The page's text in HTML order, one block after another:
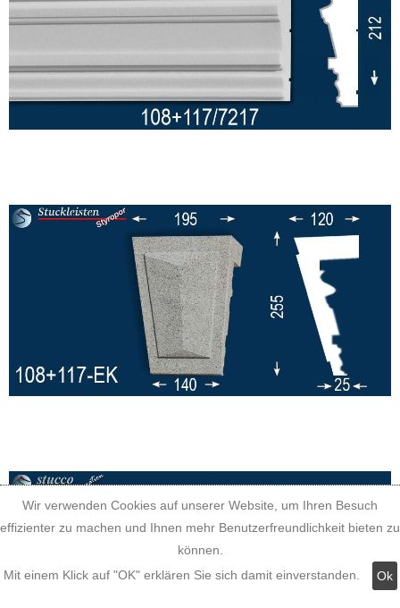
Wir verwenden Cookies auf unserer Website, um Ihren Besuch
effizienter zu machen und Ihnen mehr Benutzerfreundlichkeit bieten zu
können.
Mit einem Klick auf "OK" erklären Sie sich damit einverstanden.
Ok